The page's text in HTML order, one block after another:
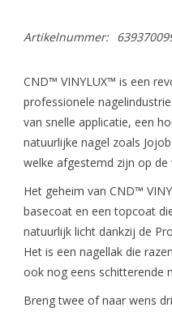
Artikelnummer:
CND™ VINYLUX™ is een
professionele
van snelle applicatie, een
natuurlijke nagel zoals
welke afgestemd zijn op
Het geheim van CND™
basecoat en een topcoat
natuurlijk licht dankzij de
Het is een nagellak die
ook nog eens schitterende
Breng twee of naar wens